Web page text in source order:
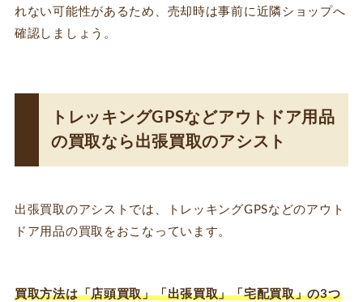
れない可能性があるため、売却時は事前に近隣ショップへ
確認しましょう。
トレッキングGPSなどアウトドア用品
の買取なら出張買取のアシスト
出張買取のアシストでは、トレッキングGPSなどのアウト
ドア用品の買取をおこなっています。
買取方法は「店頭買取」「出張買取」「宅配買取」の3つ